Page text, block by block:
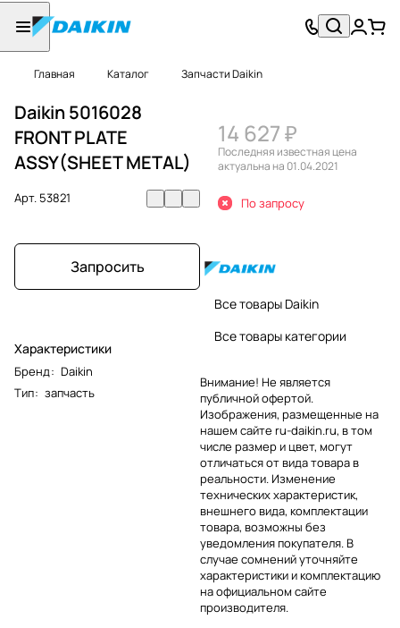
Главная Каталог Запчасти Daikin
Daikin 5016028
FRONT PLATE
ASSY(SHEET METAL)
Арт. 53821
Запросить
Характеристики
Бренд: Daikin
Тип: запчасть
14 627 ₽
Последняя известная цена
актуальна на 01.04.2021
По запросу
Все товары Daikin
Все товары категории
Внимание! Не является
публичной офертой.
Изображения, размещенные на
нашем сайте ru-daikin.ru, в том
числе размер и цвет, могут
отличаться от вида товара в
реальности. Изменение
технических характеристик,
внешнего вида, комплектации
товара, возможны без
уведомления покупателя. В
случае сомнений уточняйте
характеристики и комплектацию
на официальном сайте
производителя.